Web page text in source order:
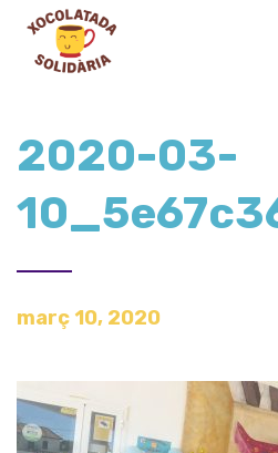
2020-03-
març 10, 2020